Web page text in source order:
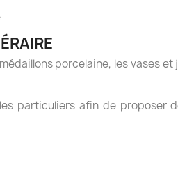
porcelaine, les vases
particuliers afin de proposer